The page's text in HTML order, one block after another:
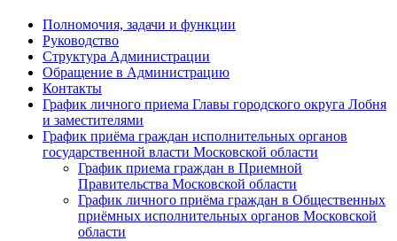
Полномочия, задачи и функции
Руководство
Структура Администрации
Обращение в Администрацию
Контакты
График личного приема Главы городского округа Лобня
и заместителями
График приёма граждан исполнительных органов
государственной власти Московской области
График приема граждан в Приемной
Правительства Московской области
График личного приёма граждан в Общественных
приёмных исполнительных органов Московской
области